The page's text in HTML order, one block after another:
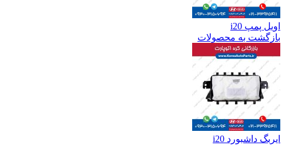
اویل پمپ i20
بازگشت به محصولات
ایربگ داشبورد i20